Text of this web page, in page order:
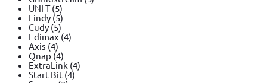
UNI-T(5)
Lindy (5)
Cudy (5)
Edimax(4)
Axis (4)
Qnap (4)
ExtraLink (4)
Start Bit (4)